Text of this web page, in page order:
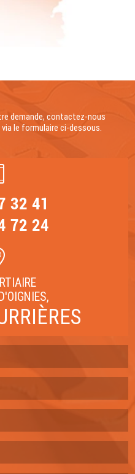
demande, contactez-nous
le formulaire ci-dessous.
32 41
72 24